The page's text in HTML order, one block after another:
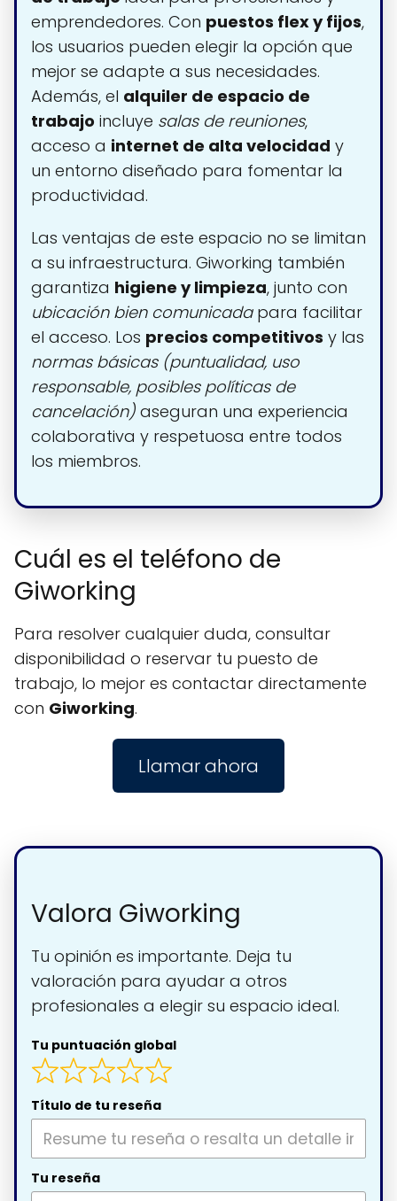
emprendedores. Con puestos flex y fijos,
los usuarios pueden elegir la opción que
mejor se adapte a sus necesidades.
Además, el alquiler de espacio de
trabajo incluye salas de reuniones,
acceso a internet de alta velocidad y
un entorno diseñado para fomentar la
productividad.
Las ventajas de este espacio no se limitan
a su infraestructura. Giworking también
garantiza higiene y limpieza, junto con
ubicación bien comunicadapara facilitar
el acceso. Los precios competitivos y las
normas básicas (puntualidad, uso
responsable, posibles políticas de
cancelación) aseguran una experiencia
colaborativa y respetuosa entre todos
los miembros.
Cuál es el teléfono de
Giworking
Para resolver cualquier duda, consultar
disponibilidad o reservar tu puesto de
trabajo, lo mejor es contactar directamente
con Giworking.
Llamar ahora
Valora Giworking
Tu opinión es importante. Deja tu
valoración para ayudar a otros
profesionales a elegir su espacio ideal.
Tu puntuación global
Título de tu reseña
Tu reseña